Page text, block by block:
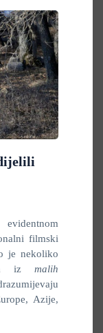
filmski
je nekoliko
iz malih
Azije,